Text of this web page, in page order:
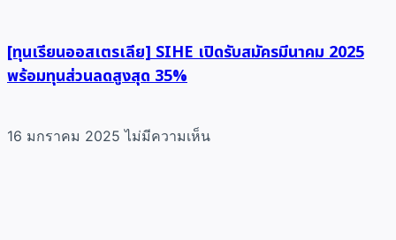
[ทุนเรียนออสเตรเลีย] SIHE เปิดรับสมัครมีนาคม 2025
พร้อมทุนส่วนลดสูงสุด 35%
16 มกราคม 2025ไม่มีความเห็น